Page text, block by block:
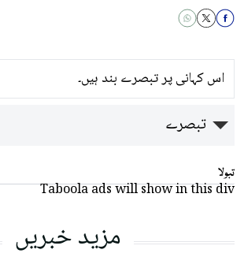
اس کہانی پر تبصرے بند ہیں۔
تبصرے
تبولا
Taboola ads will show in this div
مزید خبریں